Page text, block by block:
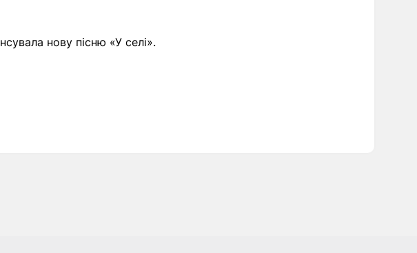
нову пісню «У селі».